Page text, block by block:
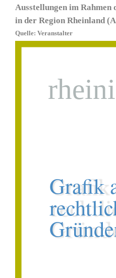
Ausstellungen im
in der Region Rheinland
Quelle: Veranstalter